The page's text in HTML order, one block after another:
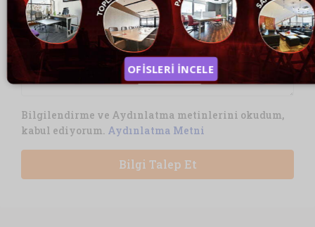
Bilgilendirme ve Aydınlatma metinlerini okudum,
kabul ediyorum. Aydınlatma Metni
Bilgi Talep Et